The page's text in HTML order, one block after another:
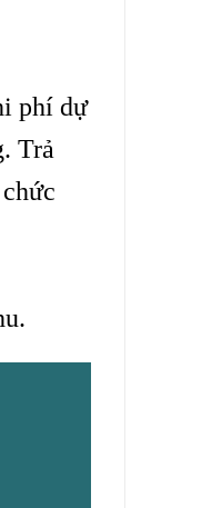
phí dự
Trả